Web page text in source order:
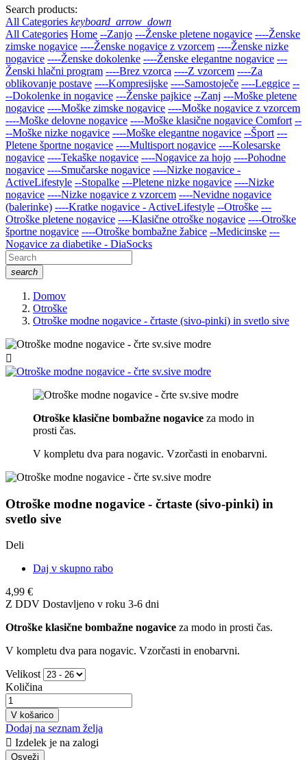
Search products:
All Categories keyboard_arrow_down
All Categories Home --Zanjo ---Ženske pletene nogavice ----Ženske
zimske nogavice ----Ženske nogavice z vzorcem ----Ženske nizke
nogavice ----Ženske dokolenke ----Ženske elegantne nogavice ---
Ženski hlačni program ----Brez vzorca ----Z vzorcem ----Za
oblikovanje postave ----Kompresijske ----Samostoječe ----Leggice --
--Dokolenke in nogavice ---Ženske pajkice --Zanj ---Moške pletene
nogavice ----Moške zimske nogavice ----Moške nogavice z vzorcem
----Moške delovne nogavice ----Moške klasične nogavice Comfort --
--Moške nizke nogavice ----Moške elegantne nogavice --Šport ---
Pletene športne nogavice ----Multisport nogavice ----Kolesarske
nogavice ----Tekaške nogavice ----Nogavice za hojo ----Pohodne
nogavice ----Smučarske nogavice ----Nizke nogavice -
ActiveLifestyle --Stopalke ---Pletene nizke nogavice ----Nizke
nogavice ----Nizke nogavice z vzorcem ----Nevidne nogavice
(balerinke) ----Kratke nogavice - ActiveLifestyle --Otroške ---
Otroške pletene nogavice ----Klasične otroške nogavice ----Otroške
športne nogavice ----Otroške bombažne žabice --Medicinske ---
Nogavice za diabetike - DiaSocks
search
Domov
Otroške
Otroške modne nogavice - črtaste (sivo-pinki) in svetlo sive

Otroške klasične bombažne nogavice za modo in
prosti čas.
V kompletu dva para nogavic. Vzorčasti in enobarvni.
Otroške modne nogavice - črtaste (sivo-pinki) in
svetlo sive
Deli
Daj v skupno rabo
4,99 €
Z DDV Dostavljeno v roku 3-6 dni
Otroške klasične bombažne nogavice za modo in prosti čas.
V kompletu dva para nogavic. Vzorčasti in enobarvni.
Velikost
Količina
V košarico
Dodaj na seznam želja
 Izdelek je na zalogi